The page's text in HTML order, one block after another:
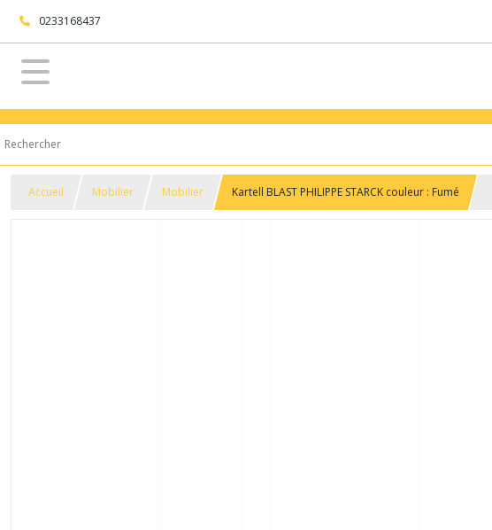
0233168437
Accueil Mobilier Mobilier Kartell BLAST PHILIPPE STARCK couleur : Fumé